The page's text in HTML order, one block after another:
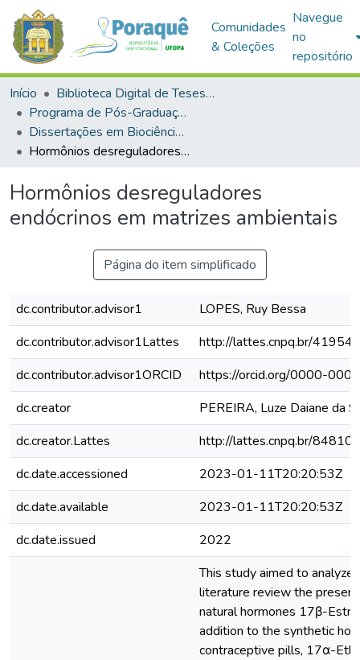
Comunidades
& Coleções
Navegue
no
repositório
Início
Biblioteca Digital de Teses e Dissertações (BDTD)
Programa de Pós-Graduação em Biociências (PPGBIO)
Dissertações em Biociências (Mestrado)
Hormônios desreguladores endócrinos em matrizes ambientais
Hormônios desreguladores
endócrinos em matrizes ambientais
Página do item simplificado
dc.contributor.advisor1
LOPES, Ruy Bessa
dc.contributor.advisor1Lattes
http://lattes.cnpq.br/
dc.contributor.advisor1ORCID
https://orcid.org/0000-
dc.creator
PEREIRA, Luze Daiane da
dc.creator.Lattes
http://lattes.cnpq.br/
dc.date.accessioned
2023-01-11T20:20:53Z
dc.date.available
2023-01-11T20:20:53Z
dc.date.issued
2022
This study aimed to
literature review the
natural hormones 17β-
addition to the synthetic
contraceptive pills, 17α-